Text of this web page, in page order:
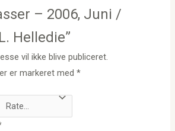
– 2006, Juni /
Helledie”
vil ikke blive publiceret.
er markeret med*